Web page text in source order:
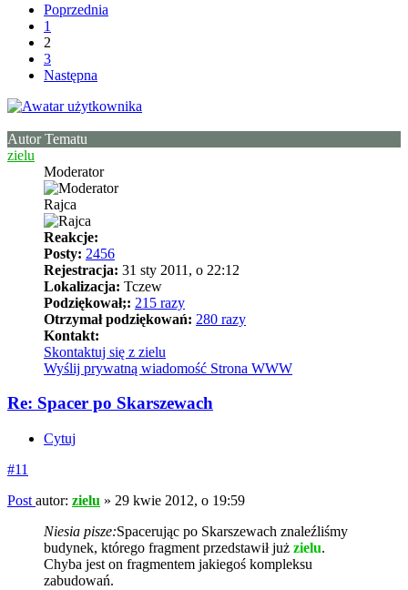
Poprzednia
1
2
3
Następna
Autor Tematu
zielu
Moderator
Rajca
Reakcje:
Posty: 2456
Rejestracja: 31 sty 2011, o 22:12
Lokalizacja: Tczew
Podziękował;: 215 razy
Otrzymał podziękowań: 280 razy
Kontakt:
Skontaktuj się z zielu
Wyślij prywatną wiadomość Strona WWW
Re: Spacer po Skarszewach
Cytuj
#11
Post autor: zielu » 29 kwie 2012, o 19:59
Niesia pisze:Spacerując po Skarszewach znaleźliśmy
budynek, którego fragment przedstawił już zielu.
Chyba jest on fragmentem jakiegoś kompleksu
zabudowań.